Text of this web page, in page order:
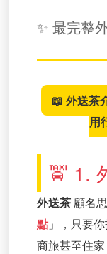
✨ 最完整
📖 外送茶
用
🚖 1.
外送茶 顧名
點 」，只要
商旅甚至住